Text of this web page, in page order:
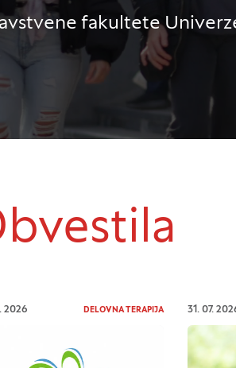
fakultete
2026 DELOVNA TERAPIJA 31. 07.